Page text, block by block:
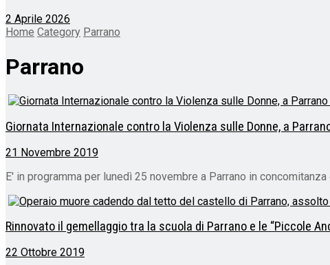
2 Aprile 2026
Home Category Parrano
Parrano
Giornata Internazionale contro la Violenza sulle Donne, a
21 Novembre 2019
E' in programma per lunedì 25 novembre a Parrano in
Rinnovato il gemellaggio tra la scuola di Parrano e le “Piccole
22 Ottobre 2019